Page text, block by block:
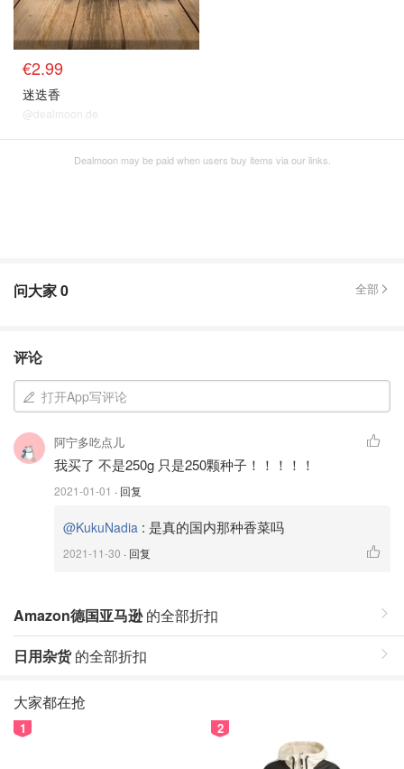
€2.99
迷迭香
@dealmoon.de
Dealmoon may be paid when users buy items via our links.
问大家0 全部
评论
打开App写评论
阿宁多吃点儿
我买了 不是250g 只是250颗种子！！！！！
2021-01-01 · 回复
@KukuNadia : 是真的国内那种香菜吗
2021-11-30 · 回复
Amazon德国亚马逊的全部折扣
日用杂货的全部折扣
大家都在抢
1 2